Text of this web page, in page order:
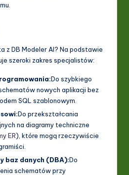
z DB Modeler AI? Na podstawie
szeroki zakres specjalistów:
Do szybkiego
nowych aplikacji bez
SQL szablonowym.
Do przekształcania
na diagramy techniczne
ER), które mogą rzeczywiście
baz danych (DBA):Do
schematów przy